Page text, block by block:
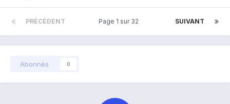
PRÉCÉDENT SUIVANT
Page 1 sur 32
Abonnés 0